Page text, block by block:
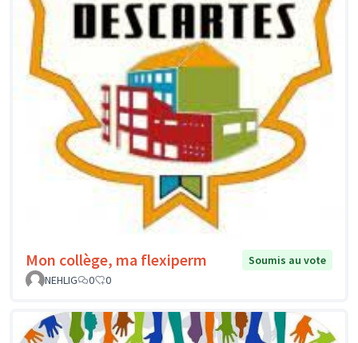
Mon collège, ma flexiperm
Soumis au vote
NEHLIG
0 0